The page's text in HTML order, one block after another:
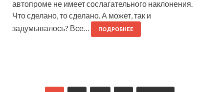
автопроме не имеет сослагательного наклонения.
Что сделано, то сделано. А может, так и
задумывалось? Все…
ПОДРОБНЕЕ